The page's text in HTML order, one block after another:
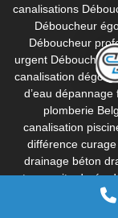
canalisations
Déboucheur
Déboucheur
urgent Déboucheur
canalisation
d’eau dépannage
plomberie
canalisation
différence
drainage béton
terre cuite durée
remonte lave-